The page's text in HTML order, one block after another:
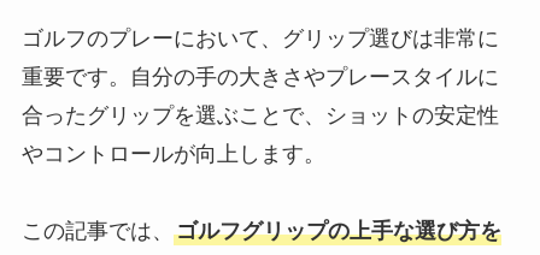
ゴルフのプレーにおいて、グリップ選びは非常に
重要です。自分の手の大きさやプレースタイルに
合ったグリップを選ぶことで、ショットの安定性
やコントロールが向上します。
この記事では、 ゴルフグリップの上手な選び方を